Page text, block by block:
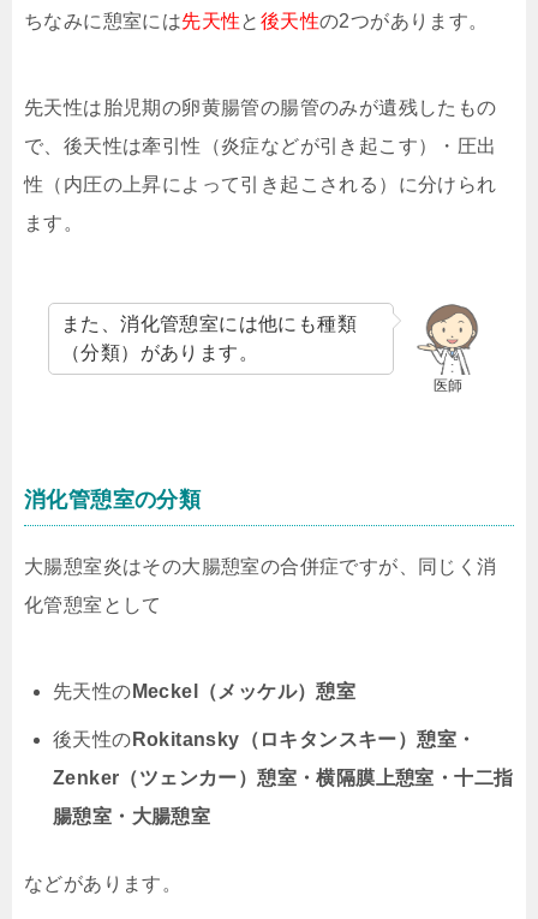
ちなみに憩室には先天性と 後天性の2つがあります。
先天性は胎児期の卵黄腸管の腸管のみが遺残したもの
で、後天性は牽引性（炎症などが引き起こす）・圧出
性（内圧の上昇によって引き起こされる）に分けられ
ます。
医師
また、消化管憩室には他にも種類
（分類）があります。
消化管憩室の分類
大腸憩室炎はその大腸憩室の合併症ですが、同じく消
化管憩室として
先天性の Meckel（メッケル）憩室
後天性の Rokitansky（ロキタンスキー）憩室・
Zenker（ツェンカー）憩室・横隔膜上憩室・十二指
腸憩室・大腸憩室
などがあります。